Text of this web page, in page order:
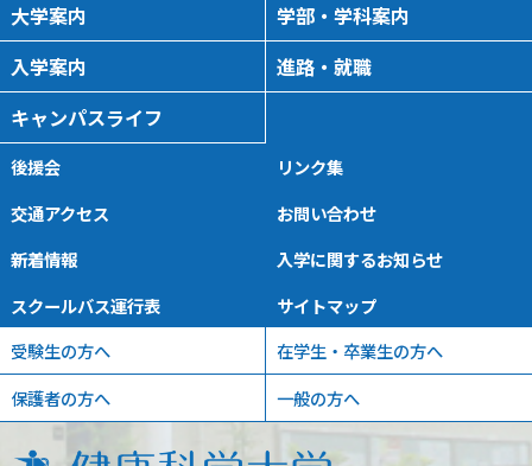
大学案内
学部・学科案内
入学案内
進路・就職
キャンパスライフ
後援会
リンク集
交通アクセス
お問い合わせ
新着情報
入学に関するお知らせ
スクールバス運行表
サイトマップ
受験生の方へ
在学生・卒業生の方へ
保護者の方へ
一般の方へ